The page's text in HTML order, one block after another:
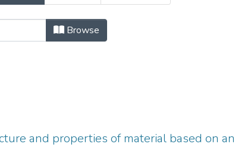
"Minitsky, Anatoly"
Browse
and properties of material based on